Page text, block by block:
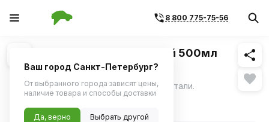
8 800 775-75-56
1/1 Похожие
Шприц рычажно-плунжерный 500мл
(AIRLINE)
Шприц маслозаливной изготовлен из стали.
Ваш город Санкт-Петербург?
От выбранного города зависят цены,
наличие товара и способы доставки
Да, верно Выбрать другой